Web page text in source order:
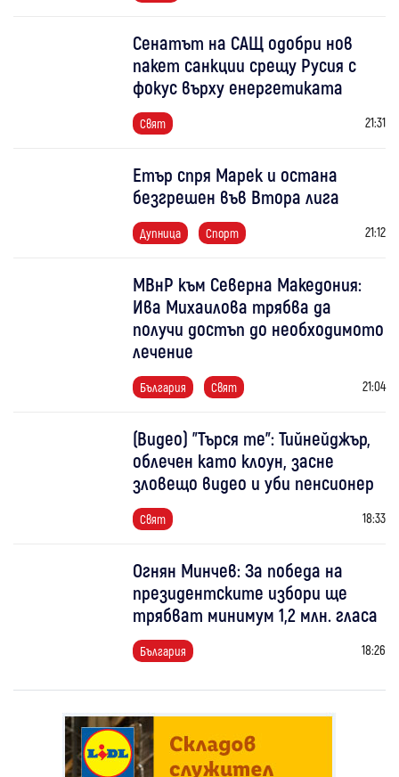
Сенатът на САЩ одобри нов
пакет санкции срещу Русия с
фокус върху енергетиката
Свят 21:31
Етър спря Марек и остана
безгрешен във Втора лига
Дупница Спорт 21:12
МВнР към Северна Македония:
Ива Михаилова трябва да
получи достъп до необходимото
лечение
България Свят 21:04
(Видео) "Търся те": Тийнейджър,
облечен като клоун, засне
зловещо видео и уби пенсионер
Свят 18:33
Огнян Минчев: За победа на
президентските избори ще
трябват минимум 1,2 млн. гласа
България 18:26